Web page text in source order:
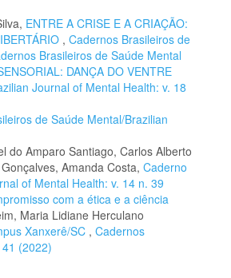
ENTRE A CRISE E A CRIAÇÃO:
, Cadernos Brasileiros de
Brasileiros de Saúde Mental
DANÇA DO VENTRE
Journal of Mental Health: v. 18
de Saúde Mental/Brazilian
do Amparo Santiago, Carlos Alberto
Amanda Costa, Caderno
of Mental Health: v. 14 n. 39
com a ética e a ciência
Maria Lidiane Herculano
Xanxerê/SC , Cadernos
(2022)